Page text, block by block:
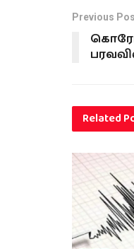
Previous
Related